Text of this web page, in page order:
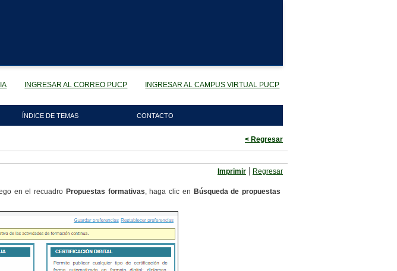
INGRESAR AL CORREO PUCP INGRESAR AL CAMPUS VIRTUAL PUCP
ÍNDICE DE TEMAS CONTACTO
< Regresar
Imprimir | Regresar
en el recuadro Propuestas formativas, haga clic en Búsqueda de propuestas